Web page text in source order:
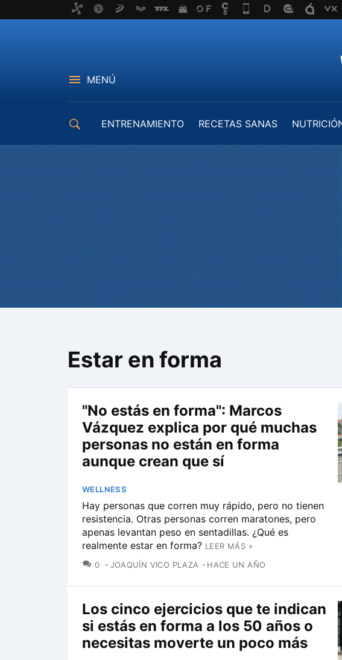
MENÚ
ENTRENAMIENTO RECETAS SANAS
Estar en forma
"No estás en forma": Marcos
Vázquez explica por qué muchas
personas no están en forma
aunque crean que sí
WELLNESS
Hay personas que corren muy rápido, pero no tienen
resistencia. Otras personas corren maratones, pero
apenas levantan peso en sentadillas. ¿Qué es
realmente estar en forma? LEER MÁS »
0 COMENTARIOS
JOAQUÍN VICO PLAZA HACE UN AÑO
Los cinco ejercicios que te indican
si estás en forma a los 50 años o
necesitas moverte un poco más